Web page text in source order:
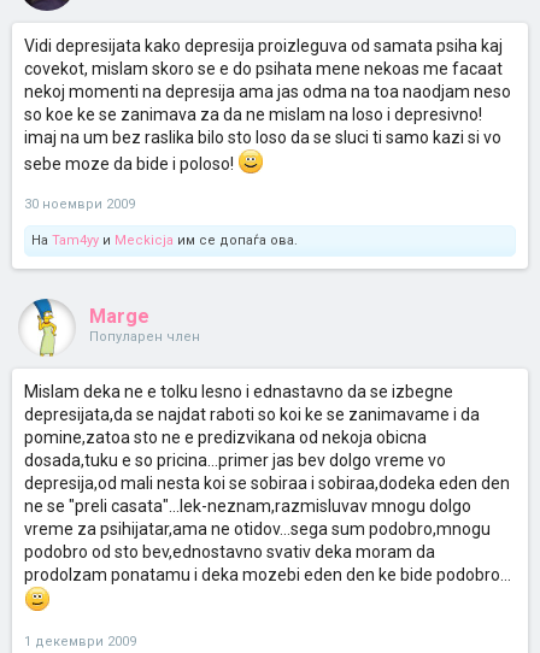
Vidi depresijata kako depresija proizleguva od samata psiha kaj
covekot, mislam skoro se e do psihata mene nekoas me facaat
nekoj momenti na depresija ama jas odma na toa naodjam neso
so koe ke se zanimava za da ne mislam na loso i depresivno!
imaj na um bez raslika bilo sto loso da se sluci ti samo kazi si vo
sebe moze da bide i poloso!
30 ноември 2009
На Tam4yy и Meckicja им се допаѓа ова.
Marge
Популарен член
Mislam deka ne e tolku lesno i ednastavno da se izbegne
depresijata,da se najdat raboti so koi ke se zanimavame i da
pomine,zatoa sto ne e predizvikana od nekoja obicna
dosada,tuku e so pricina...primer jas bev dolgo vreme vo
depresija,od mali nesta koi se sobiraa i sobiraa,dodeka eden den
ne se "preli casata"...lek-neznam,razmisluvav mnogu dolgo
vreme za psihijatar,ama ne otidov...sega sum podobro,mnogu
podobro od sto bev,ednostavno svativ deka moram da
prodolzam ponatamu i deka mozebi eden den ke bide podobro...
1 декември 2009